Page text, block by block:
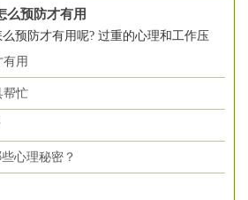
么预防才有用
预防才有用呢? 过重的心理和工作压
用
帮忙
心理秘密？